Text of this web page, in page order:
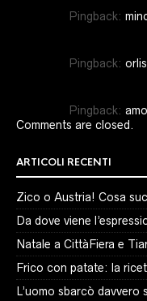
Pingback:
Pingback:
Pingback:
Comments are closed.
ARTICOLI RECENTI
Zico o Austria! Cosa
Da dove viene
Natale a CittàFiera e
Frico con patate: la
L’uomo sbarcò davvero